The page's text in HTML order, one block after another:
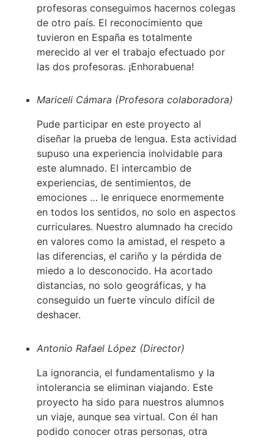
profesoras conseguimos hacernos colegas
de otro país. El reconocimiento que
tuvieron en España es totalmente
merecido al ver el trabajo efectuado por
las dos profesoras. ¡Enhorabuena!
Mariceli Cámara (Profesora colaboradora)
Pude participar en este proyecto al
diseñar la prueba de lengua. Esta actividad
supuso una experiencia inolvidable para
este alumnado. El intercambio de
experiencias, de sentimientos, de
emociones … le enriquece enormemente
en todos los sentidos, no solo en aspectos
curriculares. Nuestro alumnado ha crecido
en valores como la amistad, el respeto a
las diferencias, el cariño y la pérdida de
miedo a lo desconocido. Ha acortado
distancias, no solo geográficas, y ha
conseguido un fuerte vínculo difícil de
deshacer.
Antonio Rafael López (Director)
La ignorancia, el fundamentalismo y la
intolerancia se eliminan viajando. Este
proyecto ha sido para nuestros alumnos
un viaje, aunque sea virtual. Con él han
podido conocer otras personas, otra